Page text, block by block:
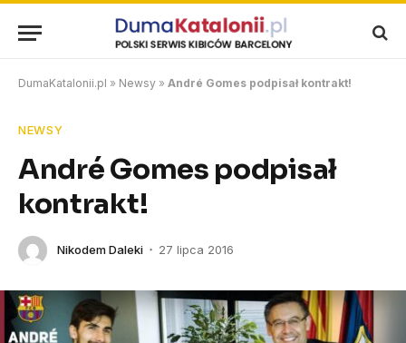
DumaKatalonii.pl » Newsy » André Gomes podpisał kontrakt!
NEWSY
André Gomes podpisał
kontrakt!
Nikodem Daleki 27 lipca 2016